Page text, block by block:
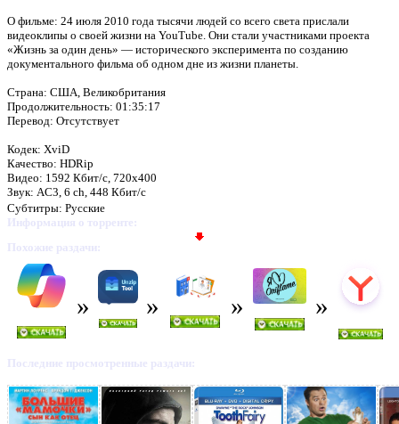
О фильме: 24 июля 2010 года тысячи людей со всего света прислали
видеоклипы о своей жизни на YouTube. Они стали участниками проекта
«Жизнь за один день» — исторического эксперимента по созданию
документального фильма об одном дне из жизни планеты.
Страна: США, Великобритания
Продолжительность: 01:35:17
Перевод: Отсутствует
Кодек: XviD
Качество: HDRip
Видео: 1592 Кбит/с, 720x400
Звук: AC3, 6 ch, 448 Кбит/с
Субтитры: Русские
Информация о торренте:
Похожие раздачи:
Последние просмотренные раздачи: